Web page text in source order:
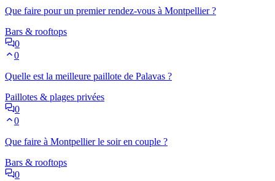
Que faire pour un premier rendez-vous à Montpellier ?
Bars & rooftops
0
0
Quelle est la meilleure paillote de Palavas ?
Paillotes & plages privées
0
0
Que faire à Montpellier le soir en couple ?
Bars & rooftops
0